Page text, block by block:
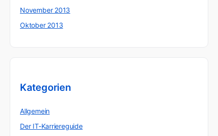
November 2013
Oktober 2013
Kategorien
Allgemein
Der IT-Karriereguide